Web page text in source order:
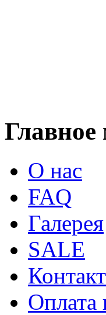
О нас
FAQ
Галерея
SALE
Оплата